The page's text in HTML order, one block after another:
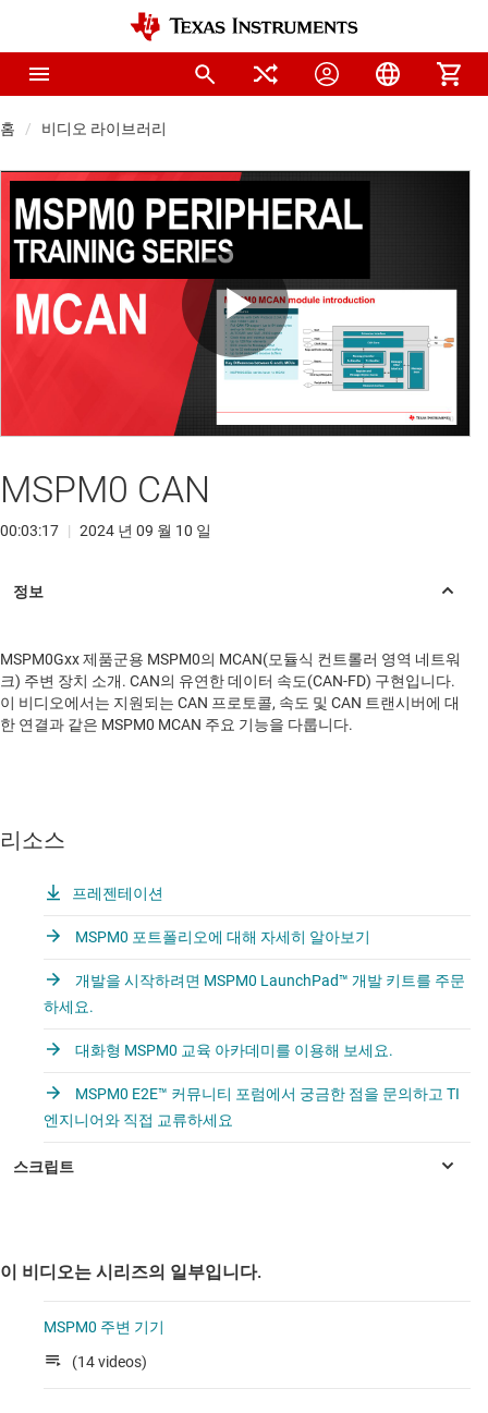
홈 비디오 라이브러리
Play
MSPM0 CAN
00:03:17 | 2024 년 09 월 10 일
MSPM0Gxx 제품군용 MSPM0의 MCAN(모듈식 컨트롤러 영역 네트워
크) 주변 장치 소개. CAN의 유연한 데이터 속도(CAN-FD) 구현입니다.
이 비디오에서는 지원되는 CAN 프로토콜, 속도 및 CAN 트랜시버에 대
한 연결과 같은 MSPM0 MCAN 주요 기능을 다룹니다.
리소스
프레젠테이션
MSPM0 포트폴리오에 대해 자세히 알아보기
개발을 시작하려면 MSPM0 LaunchPad™ 개발 키트를 주문
하세요.
대화형 MSPM0 교육 아카데미를 이용해 보세요.
MSPM0 E2E™ 커뮤니티 포럼에서 궁금한 점을 문의하고 TI
엔지니어와 직접 교류하세요
이 비디오는 시리즈의 일부입니다.
MSPM0 주변 기기
(14 videos)